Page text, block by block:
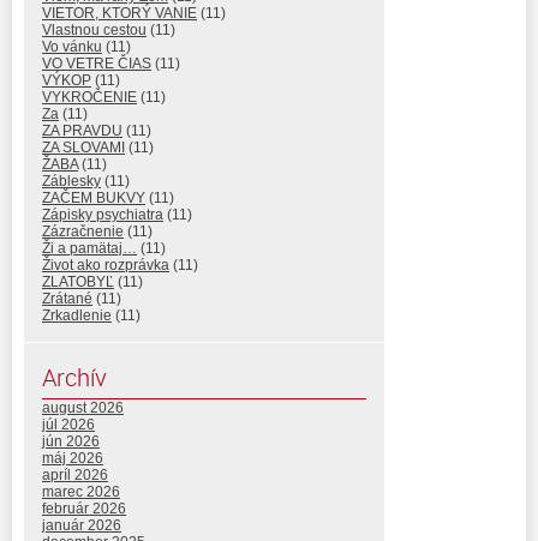
VIETOR, KTORÝ VANIE (11)
Vlastnou cestou (11)
Vo vánku (11)
VO VETRE ČIAS (11)
VÝKOP (11)
VYKROČENIE (11)
Za (11)
ZA PRAVDU (11)
ZA SLOVAMI (11)
ŽABA(11)
Záblesky (11)
ZAČEM BUKVY (11)
Zápisky psychiatra (11)
Zázračnenie (11)
Ži a pamätaj… (11)
Život ako rozprávka (11)
ZLATOBYĽ (11)
Zrátané (11)
Zrkadlenie (11)
Archív
august 2026
júl 2026
jún 2026
máj 2026
apríl 2026
marec 2026
február 2026
január 2026